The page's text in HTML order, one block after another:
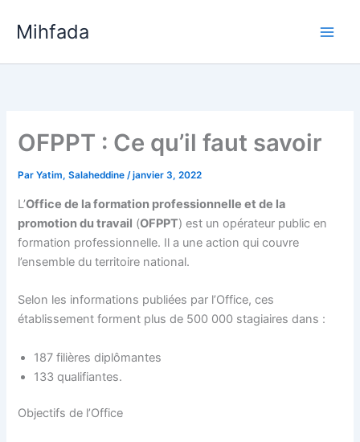
Mihfada
OFPPT : Ce qu’il faut savoir
ParYatim, Salaheddine/janvier 3, 2022
L’Office de la formation professionnelle et de la
promotion du travail (OFPPT) est un opérateur public en
formation professionnelle. Il a une action qui couvre
l’ensemble du territoire national.
Selon les informations publiées par l’Office, ces
établissement forment plus de 500 000 stagiaires dans :
187 filières diplômantes
133 qualifiantes.
Objectifs de l’Office